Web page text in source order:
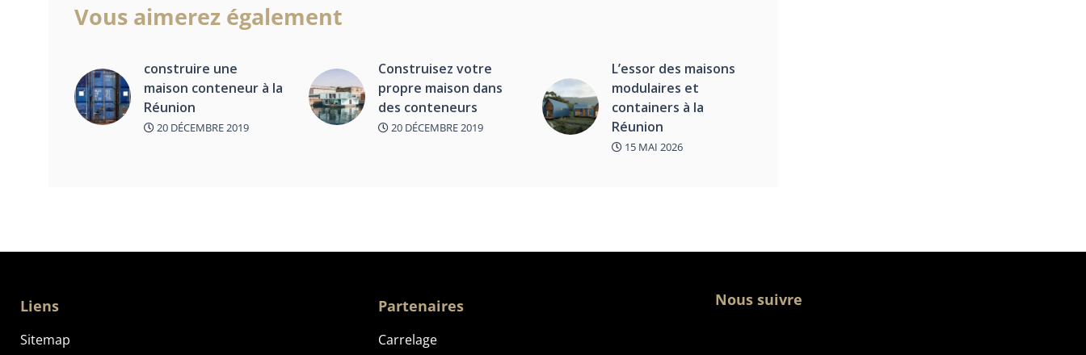
Vous aimerez également
construire une
maison conteneur à la
Réunion
20 DÉCEMBRE 2019
Construisez votre
propre maison dans
des conteneurs
20 DÉCEMBRE 2019
L’essor des maisons
modulaires et
containers à la
Réunion
15 MAI 2026
Liens
Sitemap
Partenaires
Carrelage
Nous suivre